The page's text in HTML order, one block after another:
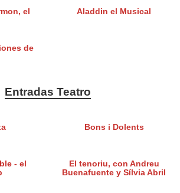
el
Aladdin el Musical
de
Entradas Teatro
Bons i Dolents
- el
El tenoriu, con Andreu
Buenafuente y Sílvia Abril